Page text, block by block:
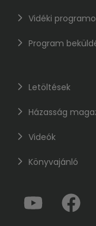
Vidéki
Program
Letöltések
Házasság
Videók
Könyvajánló